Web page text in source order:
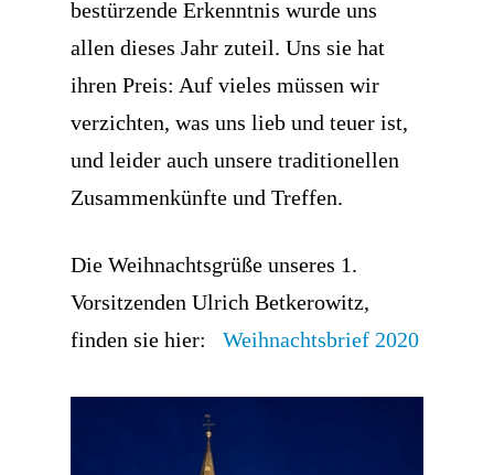
bestürzende Erkenntnis wurde uns
allen dieses Jahr zuteil. Uns sie hat
ihren Preis: Auf vieles müssen wir
verzichten, was uns lieb und teuer ist,
und leider auch unsere traditionellen
Zusammenkünfte und Treffen.
Die Weihnachtsgrüße unseres 1.
Vorsitzenden Ulrich Betkerowitz,
finden sie hier: Weihnachtsbrief 2020